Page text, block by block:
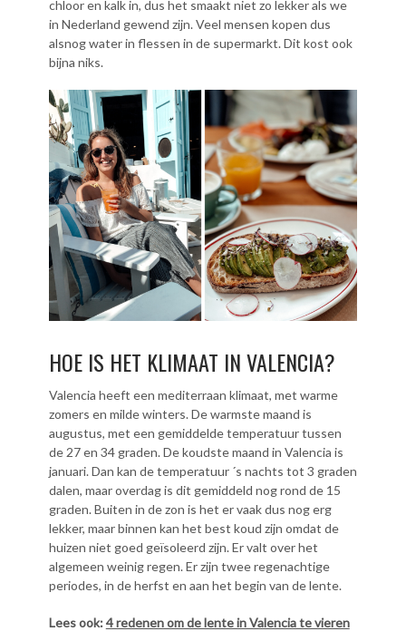
chloor en kalk in, dus het smaakt niet zo lekker als we
in Nederland gewend zijn. Veel mensen kopen dus
alsnog water in flessen in de supermarkt. Dit kost ook
bijna niks.
HOE IS HET KLIMAAT IN VALENCIA?
Valencia heeft een mediterraan klimaat, met warme
zomers en milde winters. De warmste maand is
augustus, met een gemiddelde temperatuur tussen
de 27 en 34 graden. De koudste maand in Valencia is
januari. Dan kan de temperatuur ´s nachts tot 3 graden
dalen, maar overdag is dit gemiddeld nog rond de 15
graden. Buiten in de zon is het er vaak dus nog erg
lekker, maar binnen kan het best koud zijn omdat de
huizen niet goed geïsoleerd zijn. Er valt over het
algemeen weinig regen. Er zijn twee regenachtige
periodes, in de herfst en aan het begin van de lente.
Lees ook:4 redenen om de lente in Valencia te vieren